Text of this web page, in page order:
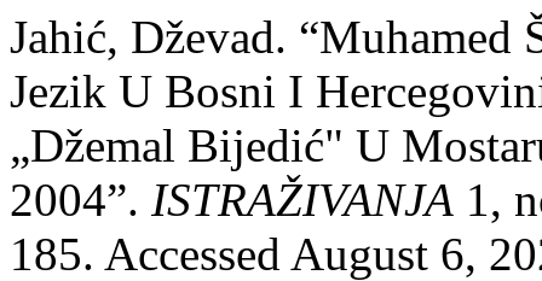
Jahić, Dževad. “Muhamed
Jezik U Bosni I
„Džemal Bijedić" U
2004”. ISTRAŽIVANJA 1,
185. Accessed August 6,